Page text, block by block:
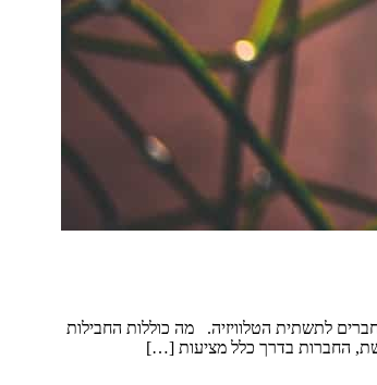
לתשתית הטלוויזיה. מה כוללות החבילות
החברות בדרך כלל מציעות […]